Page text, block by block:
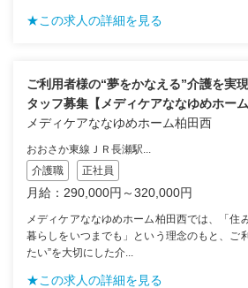
★この求人の詳細を見る
ご利用者様の“夢をかなえる”介護を実
タッフ募集【メディケアななゆめホーム
メディケアななゆめホーム柏田西
おおさか東線ＪＲ長瀬駅...
介護職
正社員
月給：290,000円～320,000円
メディケアななゆめホーム柏田西では、「住
暮らしをいつまでも」という理念のもと、ご
たい”を大切にした介...
★この求人の詳細を見る